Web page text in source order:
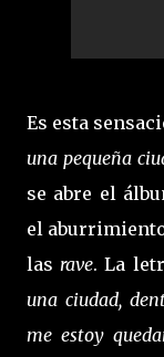
Es esta
una pequeña
se abre el
el
las rave. La
una ciudad,
me estoy